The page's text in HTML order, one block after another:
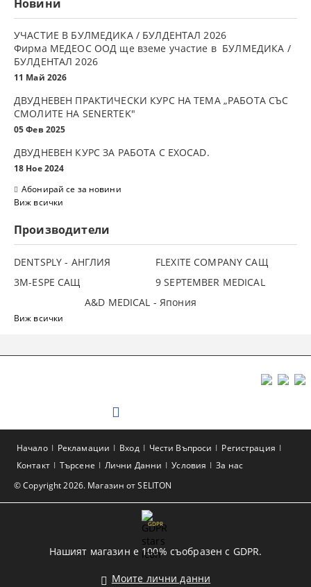
Новини
УЧАСТИЕ В БУЛМЕДИКА / БУЛДЕНТАЛ 2026
Фирма МЕДЕОС ООД ще вземе участие в БУЛМЕДИКА /
БУЛДЕНТАЛ 2026
11 Май 2026
ДВУДНЕВЕН ПРАКТИЧЕСКИ КУРС НА ТЕМА „РАБОТА СЪС
СМОЛИТЕ НА SENERTEK"
05 Фев 2025
ДВУДНЕВЕН КУРС ЗА РАБОТА С ЕXOCAD.
18 Ное 2024
Абонирай се за новини
Виж всички
Производители
DENTSPLY - АНГЛИЯ
FLEXITE COMPANY САЩ
3М-ESPE САЩ
9 SEPTEMBER MEDICAL
A&D MEDICAL - Япония
Виж всички
© Copyright 2026. Магазин от SELITON
Начало Рекламации Вход Чести Въпроси
Регистрация
Контакт
Търсене Лични Данни Условия За нас
GDPR
Нашият магазин е 100% съобразен с GDPR.
Моите лични данни